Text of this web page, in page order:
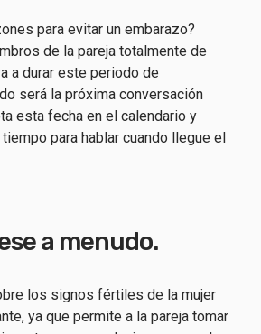
para evitar un embarazo?
de la pareja totalmente de
a durar este periodo de
será la próxima conversación
esta fecha en el calendario y
para hablar cuando llegue el
a menudo.
los signos fértiles de la mujer
ya que permite a la pareja tomar